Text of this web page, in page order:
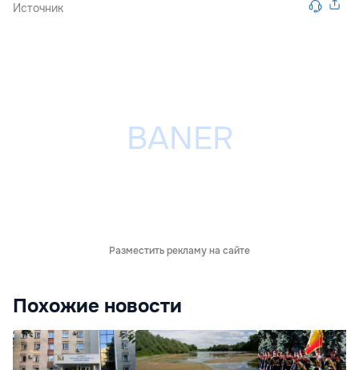
Источник
Разместить рекламу на сайте
Похожие новости